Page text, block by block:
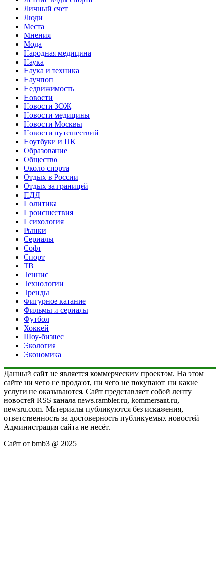
Личный счет
Люди
Места
Мнения
Мода
Народная медицина
Наука
Наука и техника
Научпоп
Недвижимость
Новости
Новости ЗОЖ
Новости медицины
Новости Москвы
Новости путешествий
Ноутбуки и ПК
Образование
Общество
Около спорта
Отдых в России
Отдых за границей
ПДД
Политика
Происшествия
Психология
Рынки
Сериалы
Софт
Спорт
ТВ
Теннис
Технологии
Тренды
Фигурное катание
Фильмы и сериалы
Футбол
Хоккей
Шоу-бизнес
Экология
Экономика
Данный сайт не является коммерческим проектом. На этом
сайте ни чего не продают, ни чего не покупают, ни какие
услуги не оказываются. Сайт представляет собой ленту
новостей RSS канала news.rambler.ru, kommersant.ru,
newsru.com. Материалы публикуются без искажения,
ответственность за достоверность публикуемых новостей
Администрация сайта не несёт.
Сайт от bmb3 @ 2025